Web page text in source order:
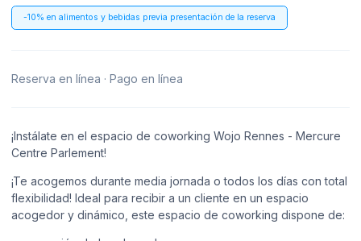
-10% en alimentos y bebidas previa presentación de la reserva
Reserva en línea · Pago en línea
¡Instálate en el espacio de coworking Wojo Rennes - Mercure
Centre Parlement!
¡Te acogemos durante media jornada o todos los días con total
flexibilidad! Ideal para recibir a un cliente en un espacio
acogedor y dinámico, este espacio de coworking dispone de: